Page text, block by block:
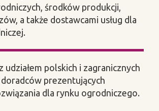
środków produkcji,
a także dostawcami usług dla
udziałem polskich i zagranicznych
prezentujących
dla rynku ogrodniczego.